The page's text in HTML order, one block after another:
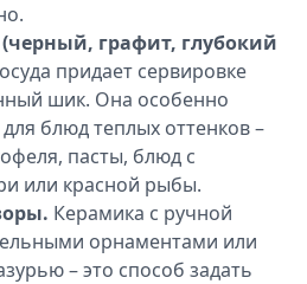
графит, глубокий
придает сервировке
шик. Она особенно
блюд теплых оттенков –
пасты, блюд с
или красной рыбы.
Керамика с ручной
орнаментами или
– это способ задать